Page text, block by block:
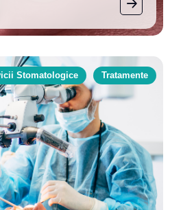
Stomatologice Tratamente